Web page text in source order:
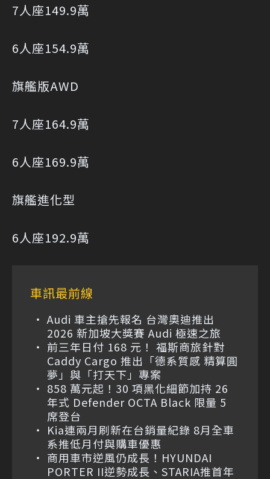
7人座149.9萬
6人座154.9萬
旗艦版AWD
7人座164.9萬
6人座169.9萬
旗艦進化型
6人座192.9萬
車訊最前線
Audi 車主搶先報名 台灣奧迪推出
2026 新加坡大獎賽 Audi 極速之旅
前三年日付 168 元！ 福斯商旅針對
Caddy Cargo 推出「德系質感 精算圓
夢」與「打天下」專案
858 萬元起！30 項黑化細節加持 26
年式 Defender OCTA Black 限量 5
席登台
Kia連兩月刷新在台銷量紀錄 8月全車
系推低月付與購車優惠
商用車市逆風仍成長！HYUNDAI
PORTER II逆勢成長、STARIA推首年